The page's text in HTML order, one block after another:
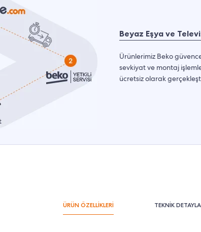
Beyaz Eşya ve
Ürünlerimiz Beko
sevkiyat ve montaj
ücretsiz olarak
ÜRÜN ÖZELLİKLERİ TEKNİK